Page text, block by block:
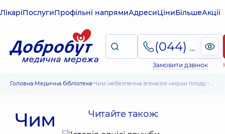
ЛікаріПослугиПрофільні напрямиАдресиЦіниБільшеАкції
(044) 495-2-888
Замовити дзвінок
Головна Медична бібліотека Чим небезпечна агенезія нирки плоду - що кажуть лікарі
Чим
Читайте також: